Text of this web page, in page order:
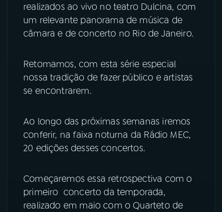
08PRÊMIO RÁDIO MEC
YouTube Facebook
Instagram
realizados ao vivo no teatro Dulcina, com
um relevante panorama de música de
câmara e de concerto no Rio de Janeiro.
Retomamos, com esta série especial
nossa tradição de fazer público e artistas
se encontrarem.
Ao longo das próximas semanas iremos
conferir, na faixa noturna da Rádio MEC,
20 edições desses concertos.
Começaremos essa retrospectiva com o
primeiro concerto da temporada,
realizado em maio com o Quarteto de